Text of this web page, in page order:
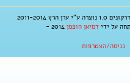
הרץ 2011-2014
דמיאן הופמן 2014 -
כניסה/הצטרפות